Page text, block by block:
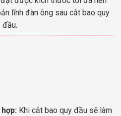
lĩnh đàn ông sau cắt bao quy
đầu.
Khi cắt bao quy đầu sẽ làm